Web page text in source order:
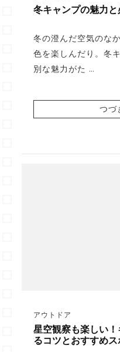
冬キャンプの魅力
冬の澄んだ空気のな
色を楽しんだり。冬
別な魅力がた …
つづ
アウトドア
星空観察も楽しい
るコツとおすすめス